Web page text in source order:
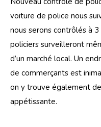
voiture de police nous
nous serons contrôlés à
policiers surveilleront
d’un marché local. Un
de commerçants est
on y trouve également
appétissante.